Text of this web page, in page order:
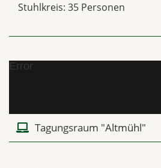
Stuhlkreis: 35 Personen
Error
Tagungsraum "Altmühl"